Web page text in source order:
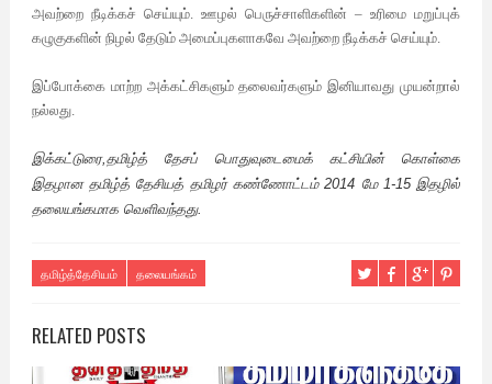
அவற்றை நீடிக்கச் செய்யும். ஊழல் பெருச்சாளிகளின் –உரிமை மறுப்புக்
கழுகுகளின் நிழல் தேடும் அமைப்புகளாகவே அவற்றை நீடிக்கச் செய்யும்.
இப்போக்கை மாற்ற அக்கட்சிகளும் தலைவர்களும் இனியாவது முயன்றால்
நல்லது.
இக்கட்டுரை,தமிழ்த் தேசப் பொதுவுடைமைக் கட்சியின் கொள்கை
இதழான தமிழ்த் தேசியத் தமிழர் கண்ணோட்டம் 2014 மே 1-15 இதழில்
தலையங்கமாக வெளிவந்தது.
தமிழ்த்தேசியம் தலையங்கம்
RELATED POSTS